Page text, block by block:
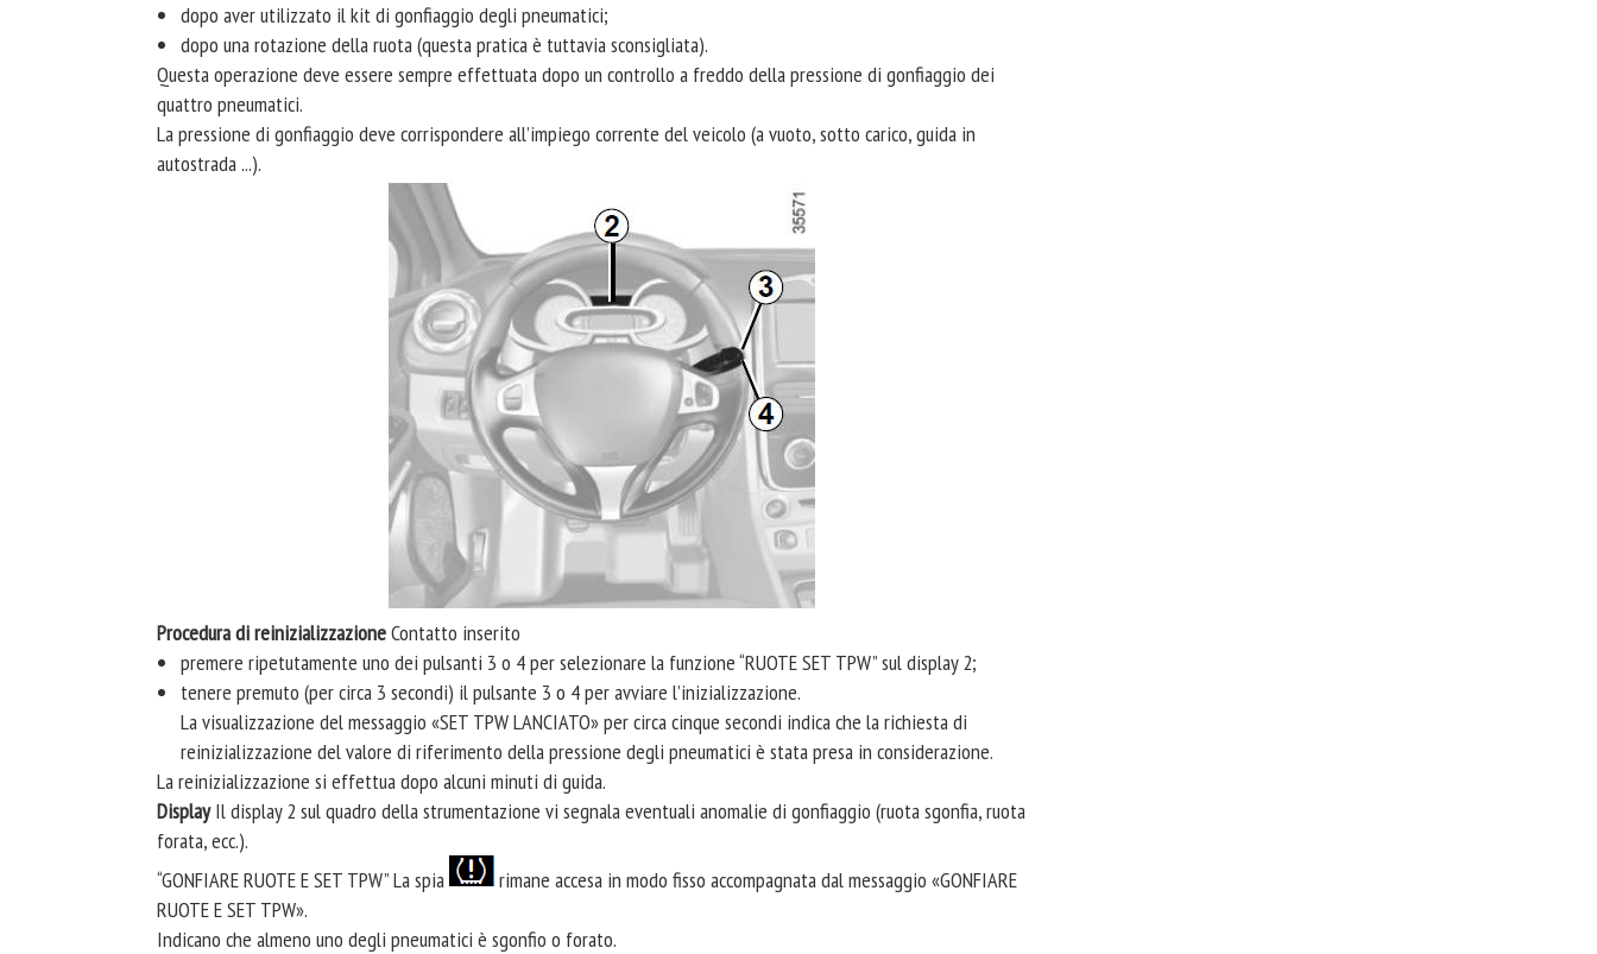
dopo aver utilizzato il kit di gonfiaggio degli pneumatici;
dopo una rotazione della ruota (questa pratica è tuttavia sconsigliata).
Questa operazione deve essere sempre effettuata dopo un controllo a freddo della pressione di gonfiaggio dei
quattro pneumatici.
La pressione di gonfiaggio deve corrispondere all’impiego corrente del veicolo (a vuoto, sotto carico, guida in
autostrada ...).
Procedura di reinizializzazioneContatto inserito
premere ripetutamente uno dei pulsanti 3 o 4 per selezionare la funzione “RUOTE SET TPW” sul display 2;
tenere premuto (per circa 3 secondi) il pulsante 3 o 4 per avviare l’inizializzazione.
La visualizzazione del messaggio «SET TPW LANCIATO» per circa cinque secondi indica che la richiesta di
reinizializzazione del valore di riferimento della pressione degli pneumatici è stata presa in considerazione.
La reinizializzazione si effettua dopo alcuni minuti di guida.
DisplayIl display 2 sul quadro della strumentazione vi segnala eventuali anomalie di gonfiaggio (ruota sgonfia, ruota
forata, ecc.).
“GONFIARE RUOTE E SET TPW” La spia
rimane accesa in modo fisso accompagnata dal messaggio «GONFIARE
RUOTE E SET TPW».
Indicano che almeno uno degli pneumatici è sgonfio o forato.